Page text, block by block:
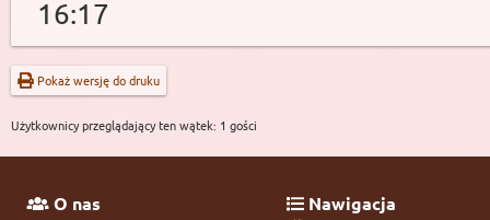
16:17
Pokaż wersję do druku
Użytkownicy przeglądający ten wątek: 1 gości
O nas Nawigacja